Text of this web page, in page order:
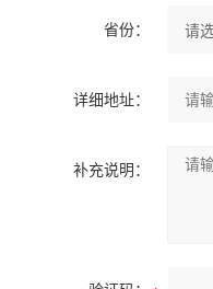
省份：
详细地址：
补充说明：